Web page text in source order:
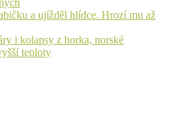
a ujížděl hlídce. Hrozí mu až
i kolapsy z horka, norské
teploty